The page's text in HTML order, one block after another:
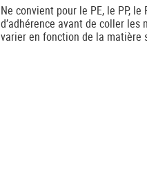
Ne convient pour le PE, le PP,
d’adhérence avant de coller les
varier en fonction de la